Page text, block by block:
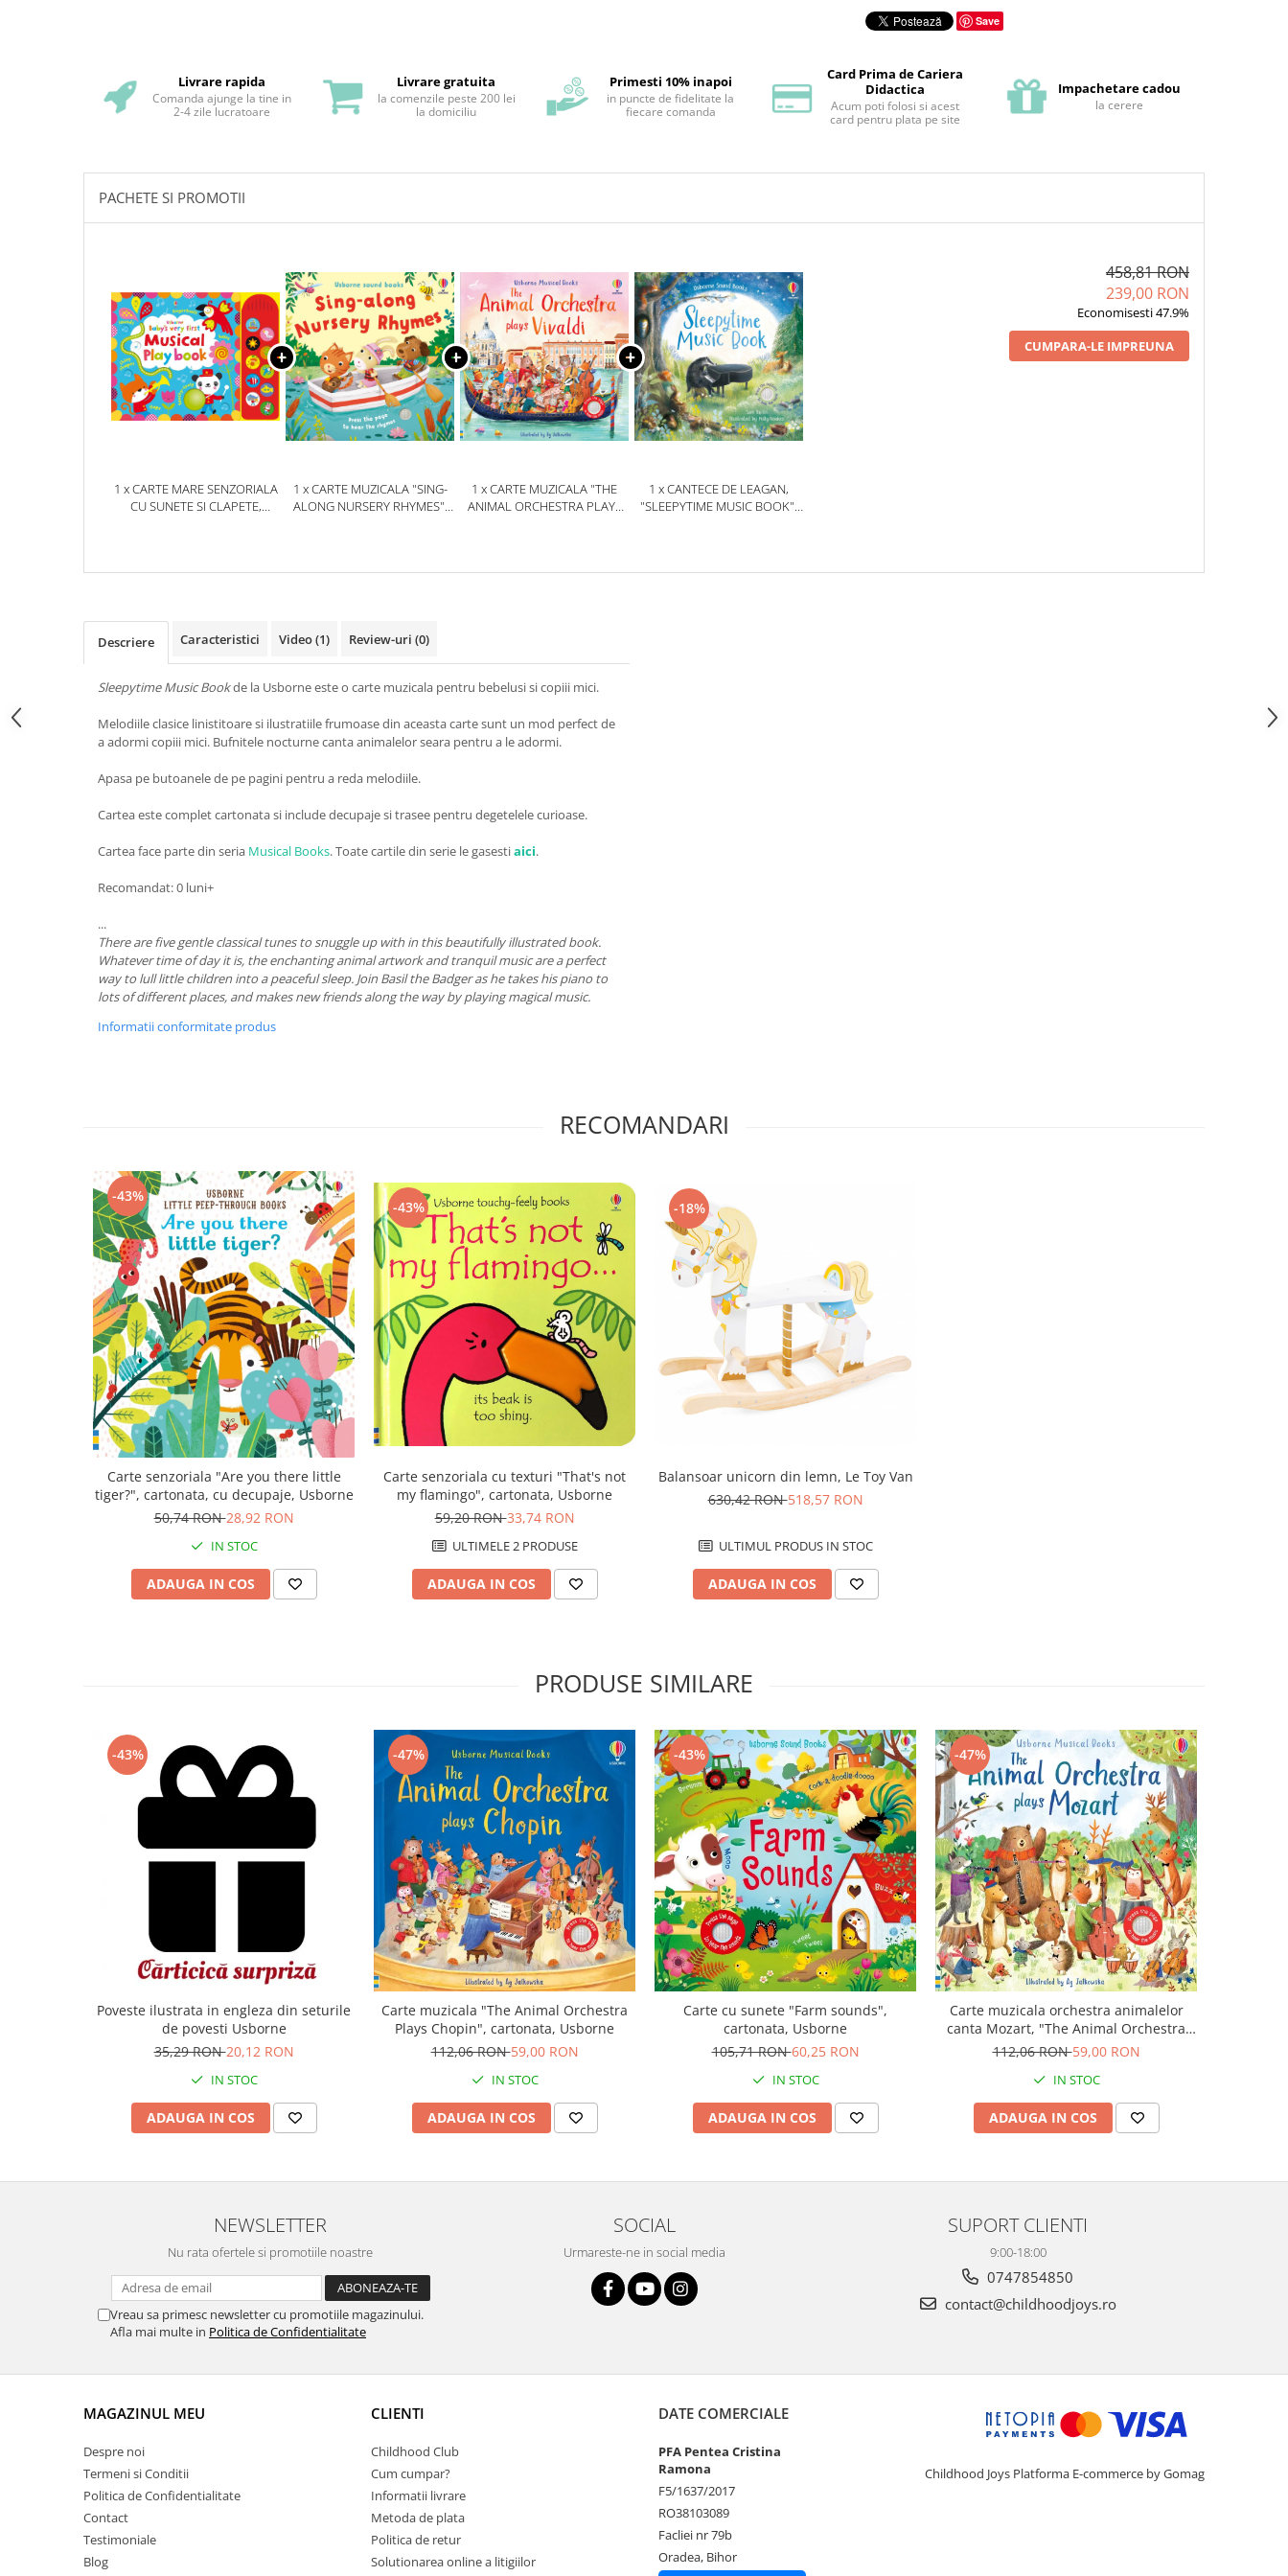
Save
Livrare rapida
Comanda ajunge la tine in
2-4 zile lucratoare
Livrare gratuita
la comenzile peste 200 lei
la domiciliu
Primesti 10% inapoi
in puncte de fidelitate la
fiecare comanda
Card Prima de Cariera
Didactica
Acum poti folosi si acest
card pentru plata pe site
Impachetare cadou
la cerere
PACHETE SI PROMOTII
1 x CARTE MARE SENZORIALA
CU SUNETE SI CLAPETE,
1 x CARTE MUZICALA "SING-
ALONG NURSERY RHYMES",
1 x CARTE MUZICALA "THE
ANIMAL ORCHESTRA PLAYS
1 x CANTECE DE LEAGAN,
"SLEEPYTIME MUSIC BOOK",
458,81 RON
239,00 RON
Economisesti 47.9%
CUMPARA-LE IMPREUNA
Descriere Caracteristici Video(1) Review-uri (0)
Sleepytime Music Bookde la Usborne este o carte muzicala pentru bebelusi si copiii mici.
Melodiile clasice linistitoare si ilustratiile frumoase din aceasta carte sunt un mod perfect de
a adormi copiii mici. Bufnitele nocturne canta animalelor seara pentru a le adormi.
Apasa pe butoanele de pe pagini pentru a reda melodiile.
Cartea este complet cartonata si include decupaje si trasee pentru degetelele curioase.
Cartea face parte din seria Musical Books. Toate cartile din serie le gasestiaici.
Recomandat: 0 luni+
...
There are five gentle classical tunes to snuggle up with in this beautifully illustrated book.
Whatever time of day it is, the enchanting animal artwork and tranquil music are a perfect
way to lull little children into a peaceful sleep. Join Basil the Badger as he takes his piano to
lots of different places, and makes new friends along the way by playing magical music.
Informatii conformitate produs
RECOMANDARI
-43%
Carte senzoriala "Are you there little
tiger?", cartonata, cu decupaje, Usborne
50,74 RON28,92 RON
IN STOC
ADAUGA IN COS
-43%
Carte senzoriala cu texturi "That's not
my flamingo", cartonata, Usborne
59,20 RON33,74 RON
ULTIMELE 2 PRODUSE
ADAUGA IN COS
-18%
Balansoar unicorn din lemn, Le Toy Van
630,42 RON518,57 RON
ULTIMUL PRODUS IN STOC
ADAUGA IN COS
PRODUSE SIMILARE
-43%
Poveste ilustrata in engleza din seturile
de povesti Usborne
35,29 RON20,12 RON
IN STOC
ADAUGA IN COS
-47%
Carte muzicala "The Animal Orchestra
Plays Chopin", cartonata, Usborne
112,06 RON59,00 RON
IN STOC
ADAUGA IN COS
-43%
Carte cu sunete "Farm sounds",
cartonata, Usborne
105,71 RON60,25 RON
IN STOC
ADAUGA IN COS
-47%
Carte muzicala orchestra animalelor
canta Mozart, "The Animal Orchestra
Plays Mozart", cartonata, Usborne
112,06 RON59,00 RON
IN STOC
ADAUGA IN COS
NEWSLETTER
Nu rata ofertele si promotiile noastre
Vreau sa primesc newsletter cu promotiile magazinului.
Afla mai multe in Politica de Confidentialitate
SOCIAL
Urmareste-ne in social media
SUPORT CLIENTI
9:00-18:00
0747854850
contact@childhoodjoys.ro
MAGAZINUL MEU
Despre noi
Termeni si Conditii
Politica de Confidentialitate
Contact
Testimoniale
Blog
CLIENTI
Childhood Club
Cum cumpar?
Informatii livrare
Metoda de plata
Politica de retur
Solutionarea online a litigiilor
DATE COMERCIALE
PFA Pentea Cristina
Ramona
F5/1637/2017
RO38103089
Facliei nr 79b
Oradea, Bihor
Childhood Joys Platforma E-commerce by Gomag